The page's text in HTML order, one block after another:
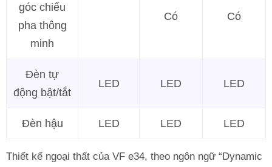
góc chiếu
pha thông
minh
Có Có
Đèn tự
động bật/tắt
LED LED LED
Đèn hậu LED LED LED
Thiết kế ngoại thất của VF e34, theo ngôn ngữ “Dynamic